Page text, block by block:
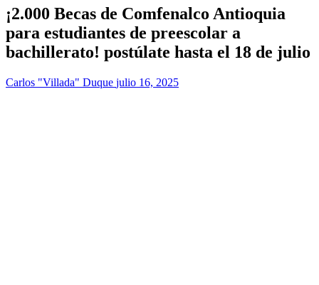
¡2.000 Becas de Comfenalco Antioquia
para estudiantes de preescolar a
bachillerato! postúlate hasta el 18 de julio
Carlos "Villada" Duque julio 16, 2025